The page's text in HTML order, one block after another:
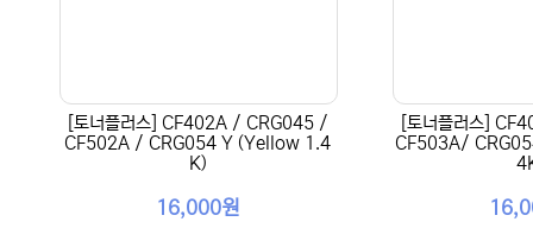
[토너플러스] CF402A / CRG045 /
CF502A / CRG054 Y (Yellow 1.4
K)
16,000원
[토너플러스]
CF503A/